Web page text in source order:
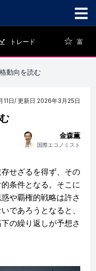
トレード 富
動向を読む
11日/ 更新日 2026年3月25日
金森薫
国際エコノミスト
せざるを得ず、その
条件となる。そこに
や覇権的戦略は許さ
であろうとなると、
の繰り返しが予想さ